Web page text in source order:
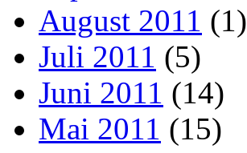
August 2011 (1)
Juli 2011 (5)
Juni 2011 (14)
Mai 2011 (15)